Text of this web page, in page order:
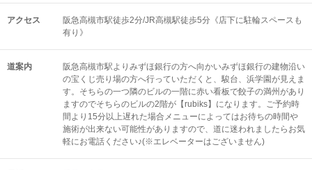
アクセス
阪急高槻市駅徒歩2分/JR高槻駅徒歩5分《店下に駐輪スペースも
有り》
道案内
阪急高槻市駅よりみずほ銀行の方へ向かいみずほ銀行の建物沿い
の宝くじ売り場の方へ行っていただくと、駿台、浜学園が見えま
す。そちらの一つ隣のビルの一階に赤い看板で餃子の満州があり
ますのでそちらのビルの2階が【rubiks】になります。ご予約時
間より15分以上遅れた場合メニューによってはお待ちの時間や
施術が出来ない可能性がありますので、道に迷われましたらお気
軽にお電話ください♪(※エレベーターはございません)